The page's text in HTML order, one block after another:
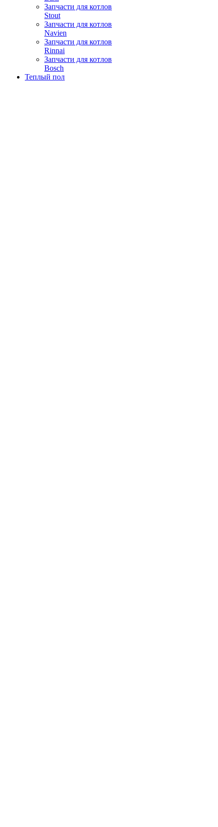
Запчасти для котлов
Stout
Запчасти для котлов
Navien
Запчасти для котлов
Rinnai
Запчасти для котлов
Bosch
Теплый пол